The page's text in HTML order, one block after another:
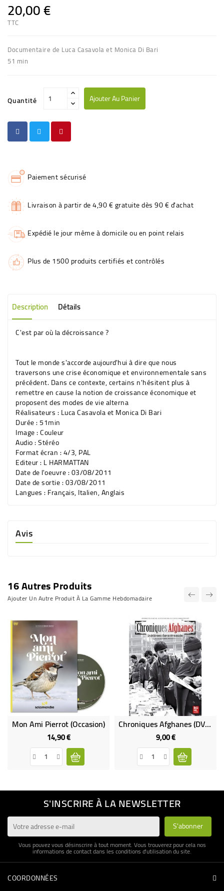
20,00 €
TTC
Documentaire de Luca Casavola et Monica Di Bari
51 min
Quantité Ajouter Au Panier
Paiement sécurisé
Livraison à partir de 4,90 € gratuite dès 90 € d'achat
Expédié le jour même à domicile ou en point relais
Plus de 1500 produits certifiés et contrôlés
Description Détails
C'est par où la décroissance ?
Tout le monde s'accorde aujourd'hui à dire que nous
traversons une crise économique et environnementale sans
précédent. Dans ce contexte, certains n'hésitent plus à
remettre en cause la notion de croissance économique et
proposent des modes de vie alterna
Réalisateurs :Luca Casavola et Monica Di Bari
Durée :51min
Image :Couleur
Audio :Stéréo
Format écran :4/3, PAL
Editeur :L HARMATTAN
Date de l'oeuvre : 03/08/2011
Date de sortie : 03/08/2011
Langues :Français, Italien, Anglais
Avis
16 Autres Produits
Ajouter Un Autre Produit À La Gamme Hebdomadaire
Mon Ami Pierrot (occasion)
14,90 €Prix
Chroniques Afghanes (DVD Occasion)
9,00 €Prix
S'INSCRIRE À LA NEWSLETTER
Vous pouvez vous désinscrire à tout moment. Vous trouverez pour cela nos
informations de contact dans les conditions d'utilisation du site.
COORDONNÉES